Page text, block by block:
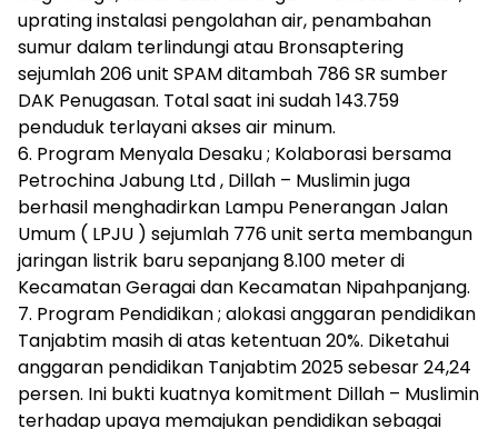
uprating instalasi pengolahan air, penambahan
sumur dalam terlindungi atau Bronsaptering
sejumlah 206 unit SPAM ditambah 786 SR sumber
DAK Penugasan. Total saat ini sudah 143.759
penduduk terlayani akses air minum.
6. Program Menyala Desaku ; Kolaborasi bersama
Petrochina Jabung Ltd , Dillah – Muslimin juga
berhasil menghadirkan Lampu Penerangan Jalan
Umum ( LPJU ) sejumlah 776 unit serta membangun
jaringan listrik baru sepanjang 8.100 meter di
Kecamatan Geragai dan Kecamatan Nipahpanjang.
7. Program Pendidikan ; alokasi anggaran pendidikan
Tanjabtim masih di atas ketentuan 20%. Diketahui
anggaran pendidikan Tanjabtim 2025 sebesar 24,24
persen. Ini bukti kuatnya komitment Dillah – Muslimin
terhadap upaya memajukan pendidikan sebagai